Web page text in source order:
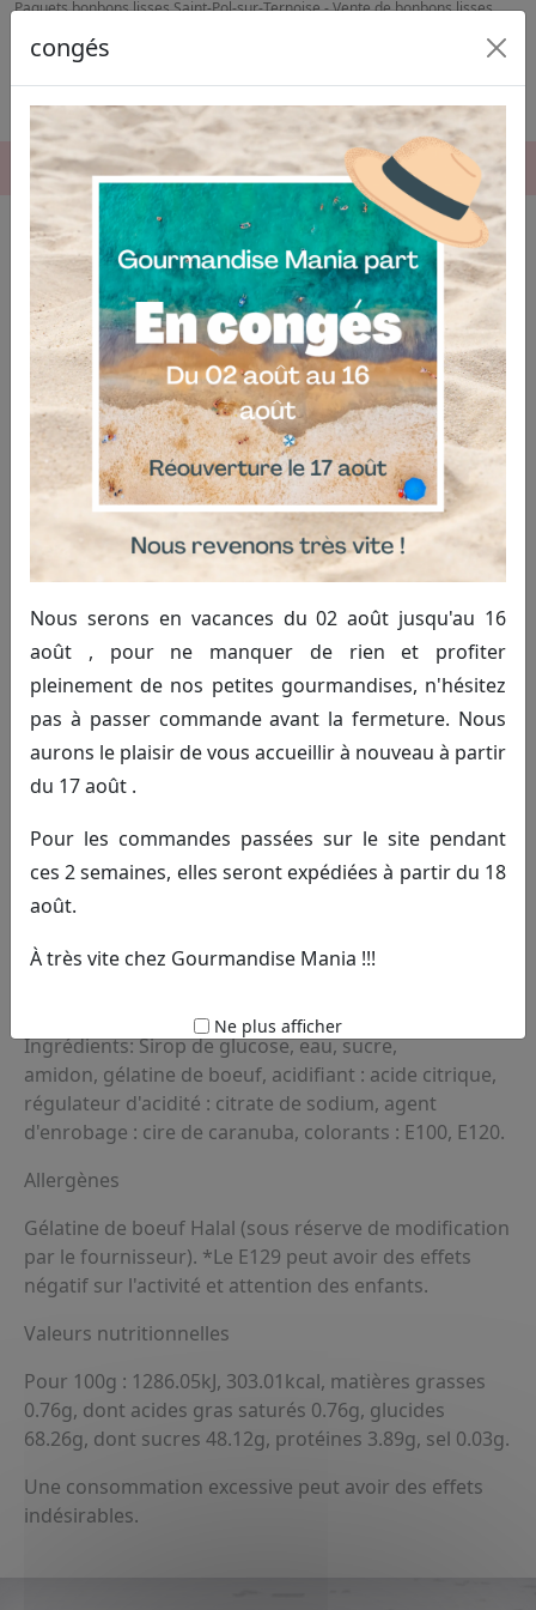
Paquets bonbons lisses Saint-Pol-sur-Ternoise - Vente de bonbons lisses
congés
Nous serons en vacances du 02 août jusqu'au 16
août , pour ne manquer de rien et profiter
pleinement de nos petites gourmandises, n'hésitez
pas à passer commande avant la fermeture. Nous
aurons le plaisir de vous accueillir à nouveau à partir
du 17 août .
Pour les commandes passées sur le site pendant
ces 2 semaines, elles seront expédiées à partir du 18
août.
À très vite chez Gourmandise Mania !!!
Ne plus afficher
06.04.03.19.74
Œuf
(100g)
Bonbon gélifié en forme d'oeuf.
Ingrédients: Sirop de glucose, eau, sucre,
amidon, gélatine de boeuf, acidifiant : acide citrique,
régulateur d'acidité : citrate de sodium, agent
d'enrobage : cire de caranuba, colorants : E100, E120.
Allergènes
Gélatine de boeuf Halal (sous réserve de modification
par le fournisseur). *Le E129 peut avoir des effets
négatif sur l'activité et attention des enfants.
Valeurs nutritionnelles
Pour 100g : 1286.05kJ, 303.01kcal, matières grasses
0.76g, dont acides gras saturés 0.76g, glucides
68.26g, dont sucres 48.12g, protéines 3.89g, sel 0.03g.
Une consommation excessive peut avoir des effets
indésirables.